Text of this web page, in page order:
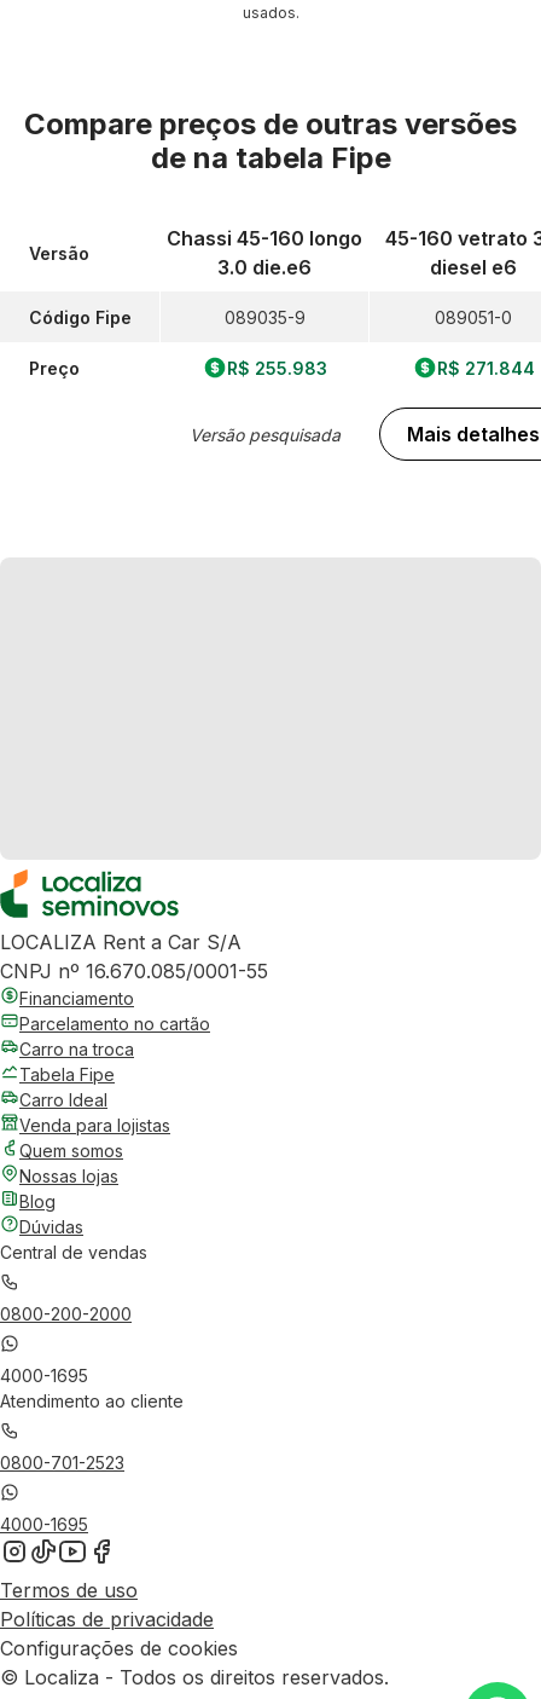
usados.
Compare preços de outras versões
de na tabela Fipe
Versão
Código Fipe
Preço
Chassi 45-160 longo
3.0 die.e6
089035-9
R$ 255.983
Versão pesquisada
45-160 vetrato
diesel e6
089051-0
R$ 271.844
Mais detalhes
LOCALIZA Rent a Car S/A
CNPJ nº 16.670.085/0001-55
Financiamento
Parcelamento no cartão
Carro na troca
Tabela Fipe
Carro Ideal
Venda para lojistas
Quem somos
Nossas lojas
Blog
Dúvidas
Central de vendas
0800-200-2000
4000-1695
Atendimento ao cliente
0800-701-2523
4000-1695
Termos de uso
Políticas de privacidade
Configurações de cookies
© Localiza - Todos os direitos reservados.